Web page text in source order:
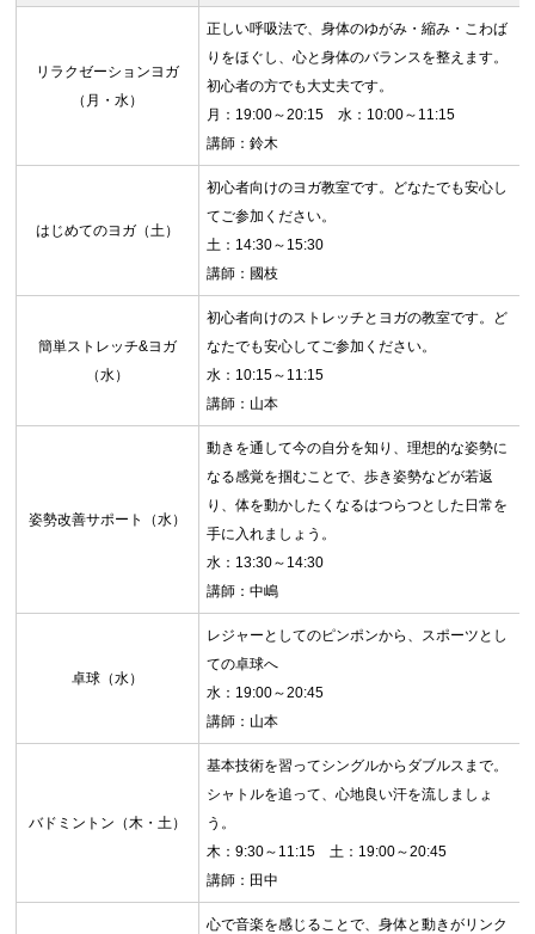
リラクゼーションヨガ
（月・水）
正しい呼吸法で、身体のゆがみ・縮み・こわば
りをほぐし、心と身体のバランスを整えます。
初心者の方でも大丈夫です。
月：19:00～20:15 水：10:00～11:15
講師：鈴木
はじめてのヨガ（土）
初心者向けのヨガ教室です。どなたでも安心し
てご参加ください。
土：14:30～15:30
講師：國枝
簡単ストレッチ&ヨガ
（水）
初心者向けのストレッチとヨガの教室です。ど
なたでも安心してご参加ください。
水：10:15～11:15
講師：山本
姿勢改善サポート（水）
動きを通して今の自分を知り、理想的な姿勢に
なる感覚を掴むことで、歩き姿勢などが若返
り、体を動かしたくなるはつらつとした日常を
手に入れましょう。
水：13:30～14:30
講師：中嶋
卓球（水）
レジャーとしてのピンポンから、スポーツとし
ての卓球へ
水：19:00～20:45
講師：山本
バドミントン（木・土）
基本技術を習ってシングルからダブルスまで。
シャトルを追って、心地良い汗を流しましょ
う。
木：9:30～11:15 土：19:00～20:45
講師：田中
心で音楽を感じることで、身体と動きがリンク